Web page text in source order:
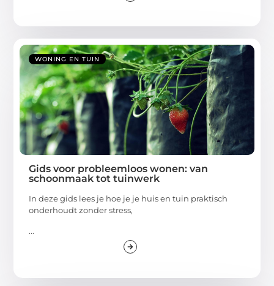
WONING EN TUIN
Gids voor probleemloos wonen: van
schoonmaak tot tuinwerk
In deze gids lees je hoe je je huis en tuin praktisch
onderhoudt zonder stress,
...